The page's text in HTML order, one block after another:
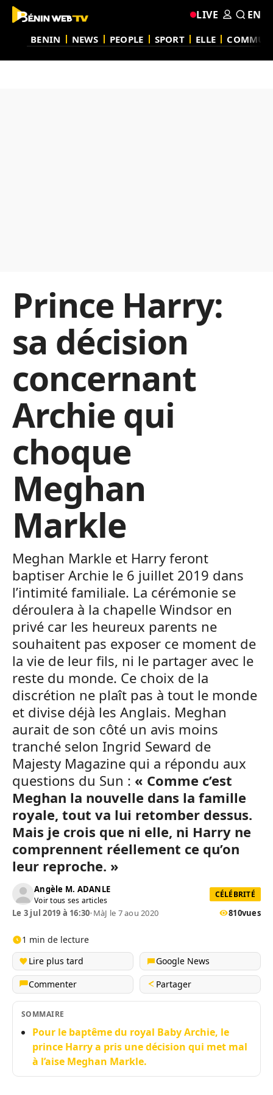
BENIN NEWS PEOPLE SPORT ELLE
LIVE EN
Prince Harry:
sa décision
concernant
Archie qui
choque
Meghan
Markle
Meghan Markle et Harry feront
baptiser Archie le 6 juillet 2019 dans
l’intimité familiale. La cérémonie se
déroulera à la chapelle Windsor en
privé car les heureux parents ne
souhaitent pas exposer ce moment de
la vie de leur fils, ni le partager avec le
reste du monde. Ce choix de la
discrétion ne plaît pas à tout le monde
et divise déjà les Anglais. Meghan
aurait de son côté un avis moins
tranché selon Ingrid Seward de
Majesty Magazine qui a répondu aux
questions du Sun : « Comme c’est
Meghan la nouvelle dans la famille
royale, tout va lui retomber dessus.
Mais je crois que ni elle, ni Harry ne
comprennent réellement ce qu’on
leur reproche. »
Angèle M. ADANLE
Voir tous ses articles
CÉLÉBRITÉ
Le 3 jul 2019 à 16:30•MàJ le 7 aou 2020 810vues
1 min de lecture
Lire plus tard
Google News
Commenter
Partager
SOMMAIRE
Pour le baptême du royal Baby Archie, le
prince Harry a pris une décision qui met mal
à l’aise Meghan Markle.